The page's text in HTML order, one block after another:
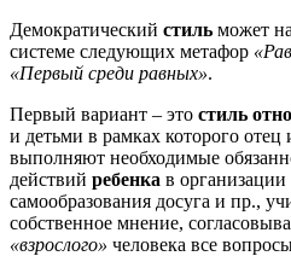
Демократический стиль может
системе следующих метафор
«Первый среди равных».
Первый вариант – это стиль
и детьми в рамках которого
выполняют необходимые
действий ребенка в организации
самообразования досуга и пр.,
собственное мнение,
«взрослого» человека все